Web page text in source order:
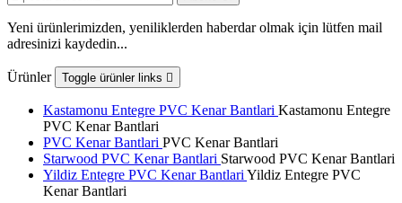
Yeni ürünlerimizden, yeniliklerden haberdar olmak için lütfen mail
adresinizi kaydedin...
Ürünler Toggle ürünler links 
Kastamonu Entegre PVC Kenar Bantlari Kastamonu Entegre
PVC Kenar Bantlari
PVC Kenar Bantlari PVC Kenar Bantlari
Starwood PVC Kenar Bantlari Starwood PVC Kenar Bantlari
Yildiz Entegre PVC Kenar Bantlari Yildiz Entegre PVC
Kenar Bantlari